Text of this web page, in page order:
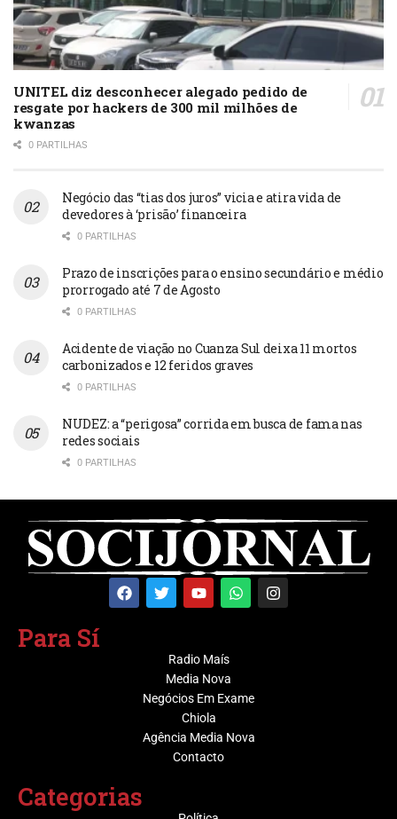
UNITEL diz desconhecer alegado pedido de
resgate por hackers de 300 mil milhões de
kwanzas
0 PARTILHAS
Negócio das “tias dos juros” vicia e atira vida de
devedores à ‘prisão’ financeira
0 PARTILHAS
Prazo de inscrições para o ensino secundário e médio
prorrogado até 7 de Agosto
0 PARTILHAS
Acidente de viação no Cuanza Sul deixa 11 mortos
carbonizados e 12 feridos graves
0 PARTILHAS
NUDEZ: a “perigosa” corrida em busca de fama nas
redes sociais
0 PARTILHAS
Para Sí
Radio Maís
Media Nova
Negócios Em Exame
Chiola
Agência Media Nova
Contacto
Categorias